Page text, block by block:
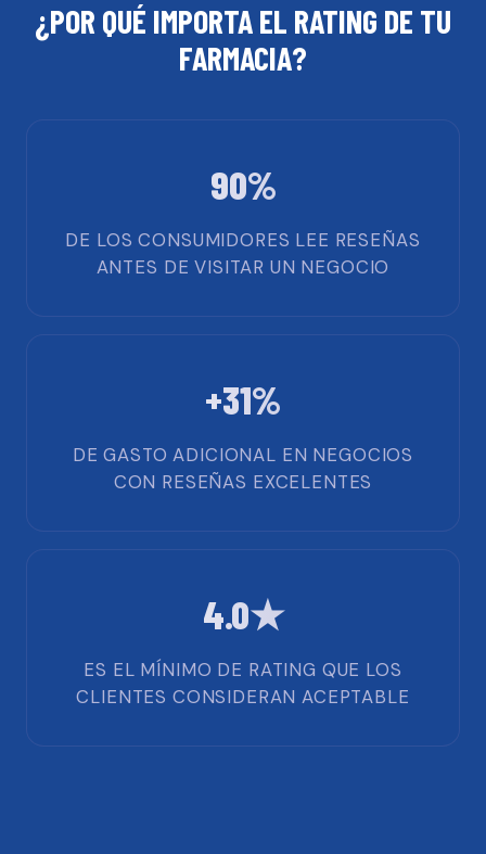
¿POR QUÉ IMPORTA EL RATING DE TU
FARMACIA?
90%
DE LOS CONSUMIDORES LEE RESEÑAS
ANTES DE VISITAR UN NEGOCIO
+31%
DE GASTO ADICIONAL EN NEGOCIOS
CON RESEÑAS EXCELENTES
4.0★
ES EL MÍNIMO DE RATING QUE LOS
CLIENTES CONSIDERAN ACEPTABLE